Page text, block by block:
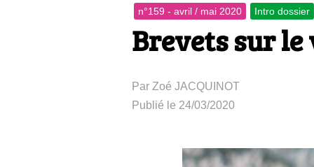
Le
n°159 - avril / mai 2020 Intro dossier
Brevets sur le
Par Zoé JACQUINOT
Publié le 24/03/2020